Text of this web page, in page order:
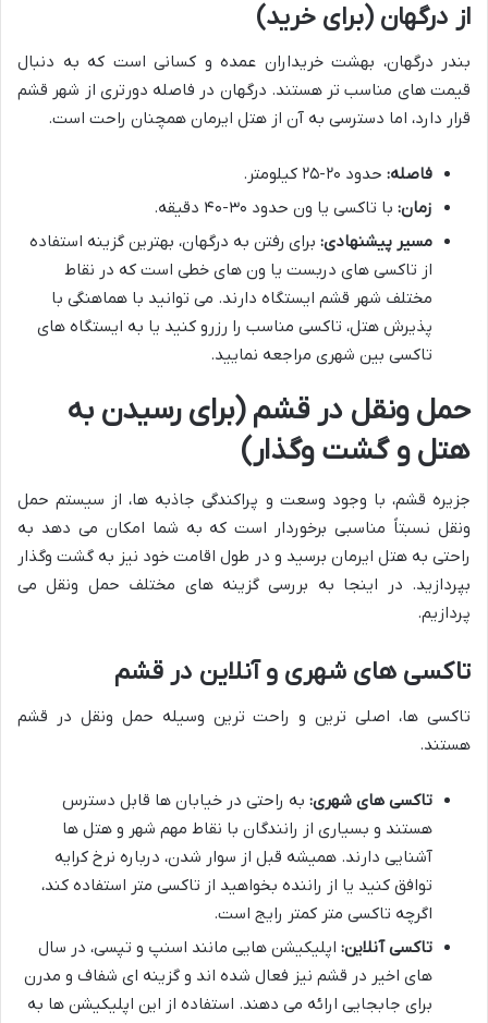
از درگهان (برای خرید)
بندر درگهان، بهشت خریداران عمده و کسانی است که به دنبال
قیمت های مناسب تر هستند. درگهان در فاصله دورتری از شهر قشم
قرار دارد، اما دسترسی به آن از هتل ایرمان همچنان راحت است.
فاصله: حدود ۲۰-۲۵ کیلومتر.
زمان: با تاکسی یا ون حدود ۳۰-۴۰ دقیقه.
مسیر پیشنهادی: برای رفتن به درگهان، بهترین گزینه استفاده
از تاکسی های دربست یا ون های خطی است که در نقاط
مختلف شهر قشم ایستگاه دارند. می توانید با هماهنگی با
پذیرش هتل، تاکسی مناسب را رزرو کنید یا به ایستگاه های
تاکسی بین شهری مراجعه نمایید.
حمل ونقل در قشم (برای رسیدن به
هتل و گشت وگذار)
جزیره قشم، با وجود وسعت و پراکندگی جاذبه ها، از سیستم حمل
ونقل نسبتاً مناسبی برخوردار است که به شما امکان می دهد به
راحتی به هتل ایرمان برسید و در طول اقامت خود نیز به گشت وگذار
بپردازید. در اینجا به بررسی گزینه های مختلف حمل ونقل می
پردازیم.
تاکسی های شهری و آنلاین در قشم
تاکسی ها، اصلی ترین و راحت ترین وسیله حمل ونقل در قشم
هستند.
تاکسی های شهری: به راحتی در خیابان ها قابل دسترس
هستند و بسیاری از رانندگان با نقاط مهم شهر و هتل ها
آشنایی دارند. همیشه قبل از سوار شدن، درباره نرخ کرایه
توافق کنید یا از راننده بخواهید از تاکسی متر استفاده کند،
اگرچه تاکسی متر کمتر رایج است.
تاکسی آنلاین: اپلیکیشن هایی مانند اسنپ و تپسی، در سال
های اخیر در قشم نیز فعال شده اند و گزینه ای شفاف و مدرن
برای جابجایی ارائه می دهند. استفاده از این اپلیکیشن ها به